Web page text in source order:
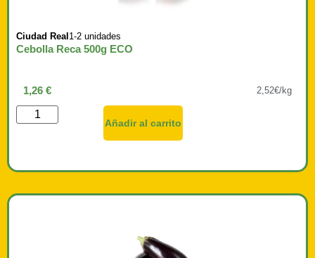
Ciudad Real1-2 unidades
Cebolla Reca 500g ECO
1,26 € 2,52€/kg
Añadir al carrito